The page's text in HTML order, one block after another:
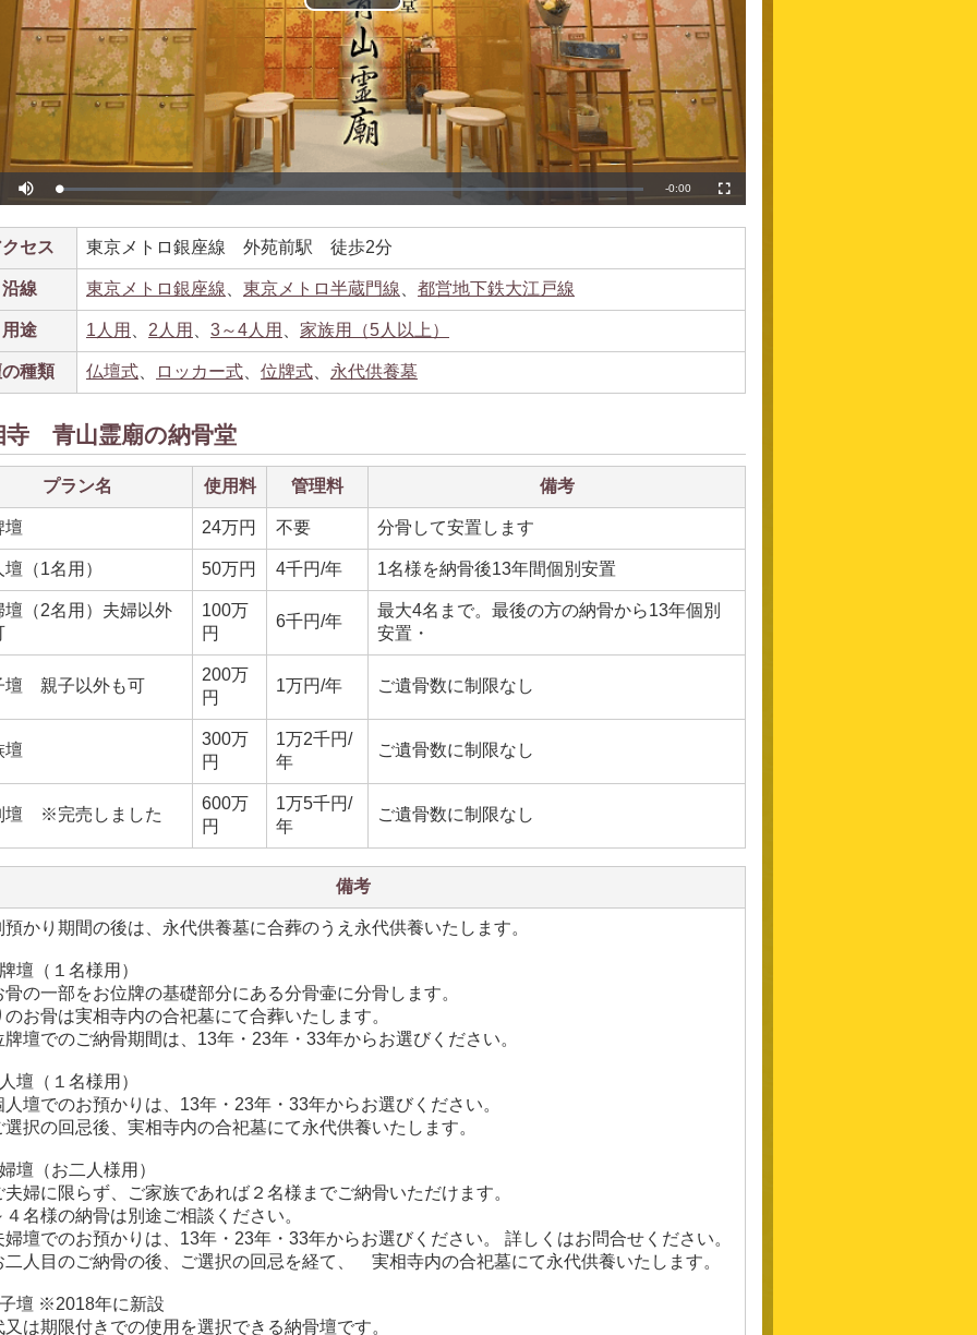
Play
Video
Mute Loaded:
0%
Remaining
-0:00 Fullscreen
セス 東京メトロ銀座線　外苑前駅　徒歩2分
沿線 東京メトロ銀座線 東京メトロ半蔵門線 都営地下鉄大江戸線
用途 1人用 2人用 3～4人用 家族用（5人以上）
種類 仏壇式 ロッカー式 位牌式 永代供養墓
寺 青山霊廟の納骨堂
プラン名 使用料 管理料 備考
壇 24万円 不要 分骨して安置します
（1名用） 50万円 4千円/年 1名様を納骨後13年間個別安置
壇（2名用）夫婦以外
100万
円
6千円/年
最大4名まで。最後の方の納骨から13年個別
安置・
壇 親子以外も可
200万
円
1万円/年 ご遺骨数に制限なし
壇
300万
円
1万2千円/
年
ご遺骨数に制限なし
壇 ※完売しました
600万
円
1万5千円/
年
ご遺骨数に制限なし
備考
預かり期間の後は、永代供養墓に合葬のうえ永代供養いたします。
壇（１名様用）
骨の一部をお位牌の基礎部分にある分骨壷に分骨します。
のお骨は実相寺内の合祀墓にて合葬いたします。
牌壇でのご納骨期間は、13年・23年・33年からお選びください。
壇（１名様用）
人壇でのお預かりは、13年・23年・33年からお選びください。
選択の回忌後、実相寺内の合祀墓にて永代供養いたします。
壇（お二人様用）
夫婦に限らず、ご家族であれば２名様までご納骨いただけます。
４名様の納骨は別途ご相談ください。
婦壇でのお預かりは、13年・23年・33年からお選びください。 詳しくはお問合せください。
二人目のご納骨の後、ご選択の回忌を経て、 実相寺内の合祀墓にて永代供養いたします。
壇 ※2018年に新設
又は期限付きでの使用を選択できる納骨壇です。